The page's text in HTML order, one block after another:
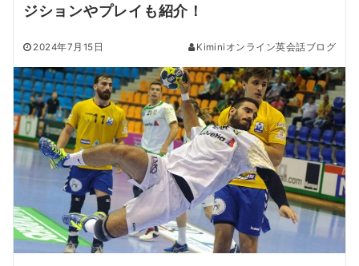
ジションやプレイも紹介！
2024年7月15日 Kiminiオンライン英会話ブログ